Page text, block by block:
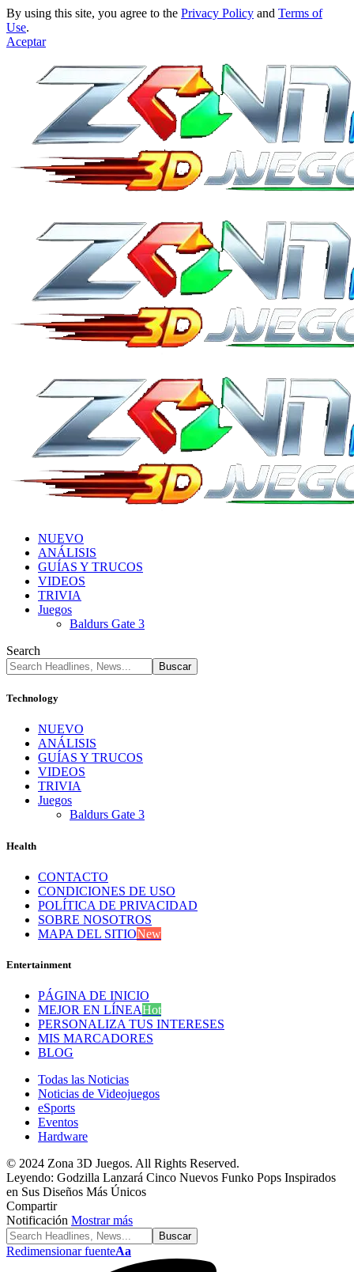
By using this site, you agree to the Privacy Policy and Terms of
Use.
Aceptar
NUEVO
ANÁLISIS
GUÍAS Y TRUCOS
VIDEOS
TRIVIA
Juegos
Baldurs Gate 3
Search
Technology
NUEVO
ANÁLISIS
GUÍAS Y TRUCOS
VIDEOS
TRIVIA
Juegos
Baldurs Gate 3
Health
CONTACTO
CONDICIONES DE USO
POLÍTICA DE PRIVACIDAD
SOBRE NOSOTROS
MAPA DEL SITIONew
Entertainment
PÁGINA DE INICIO
MEJOR EN LÍNEAHot
PERSONALIZA TUS INTERESES
MIS MARCADORES
BLOG
Todas las Noticias
Noticias de Videojuegos
eSports
Eventos
Hardware
© 2024 Zona 3D Juegos. All Rights Reserved.
Leyendo: Godzilla Lanzará Cinco Nuevos Funko Pops Inspirados
en Sus Diseños Más Únicos
Compartir
Notificación Mostrar más
Redimensionar fuenteAa